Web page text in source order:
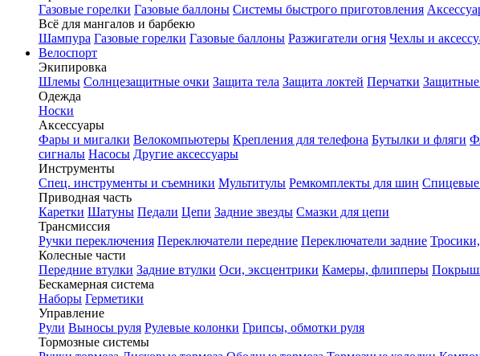
Газовые горелки Газовые баллоны Системы быстрого приготовления
Всё для мангалов и барбекю
Шампура Газовые горелки Газовые баллоны Разжигатели огня Чехлы и
Велоспорт
Экипировка
Шлемы Солнцезащитные очки Защита тела Защита локтей Перчатки
Одежда
Носки
Аксессуары
Фары и мигалки Велокомпьютеры Крепления для телефона Бутылки и фляги
сигналы Насосы Другие аксессуары
Инструменты
Спец. инструменты и съемники Мультитулы Ремкомплекты для шин Спицевые
Приводная часть
Каретки Шатуны Педали Цепи Задние звезды Смазки для цепи
Трансмиссия
Ручки переключения Переключатели передние Переключатели задние
Колесные части
Передние втулки Задние втулки Оси, эксцентрики Камеры, флипперы
Бескамерная система
Наборы Герметики
Управление
Рули Выносы руля Рулевые колонки Грипсы, обмотки руля
Тормозные системы